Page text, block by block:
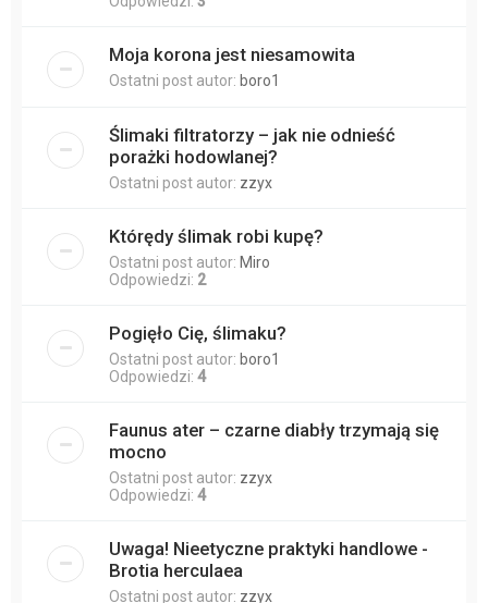
Moja korona jest niesamowita
Ostatni post autor: boro1
Ślimaki filtratorzy – jak nie odnieść
porażki hodowlanej?
Ostatni post autor: zzyx
Którędy ślimak robi kupę?
Ostatni post autor: Miro
Odpowiedzi: 2
Pogięło Cię, ślimaku?
Ostatni post autor: boro1
Odpowiedzi: 4
Faunus ater – czarne diabły trzymają się
mocno
Ostatni post autor: zzyx
Odpowiedzi: 4
Uwaga! Nieetyczne praktyki handlowe -
Brotia herculaea
Ostatni post autor: zzyx